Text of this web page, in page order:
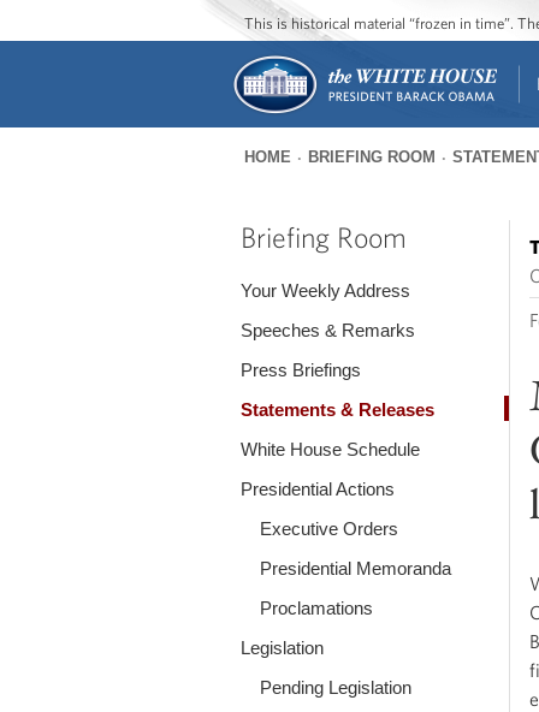
This is historical material “frozen in time”.
are
HOME BRIEFING ROOM
Briefing Room
Your Weekly Address
Speeches & Remarks
Press Briefings
Statements & Releases
White House Schedule
Presidential Actions
Executive Orders
Presidential Memoranda
Proclamations
Legislation
Pending Legislation